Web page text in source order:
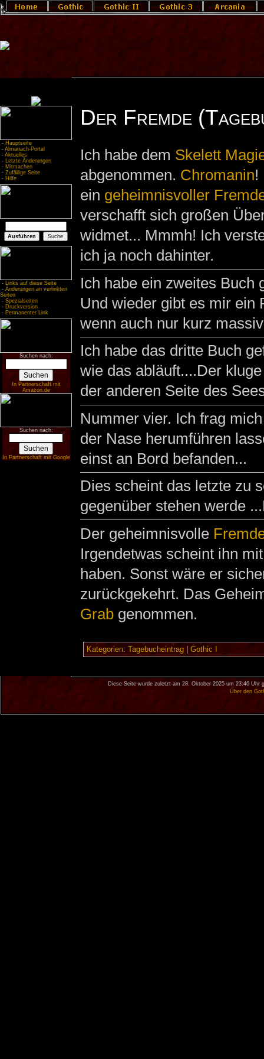
- Hauptseite
- Almanach-Portal
- Aktuelles
- Letzte Änderungen
- Mitmachen
- Zufällige Seite
- Hilfe
- Links auf diese Seite
- Änderungen an verlinkten
Seiten
- Spezialseiten
- Druckversion
- Permanenter Link
Suchen nach:
In Partnerschaft mit
Amazon.de
Suchen nach:
In Partnerschaft mit Google
Der Fremde
Ich habe dem Skelett
abgenommen. Chromanin!
ein geheimnisvoller
verschafft sich großen
widmet... Mmmh! Ich
ich ja noch dahinter.
Ich habe ein zweites Buch
Und wieder gibt es mir ein
wenn auch nur kurz
Ich habe das dritte Buch
wie das abläuft....Der
der anderen Seite des
Nummer vier. Ich frag
der Nase herumführen
einst an Bord befanden...
Dies scheint das letzte zu
gegenüber stehen werde
Der geheimnisvolle
Irgendetwas scheint ihn
haben. Sonst wäre er
zurückgekehrt. Das
Grabgenommen.
Kategorien: Tagebucheintrag| Gothic I
Diese Seite wurde zuletzt am 28. Oktober 2025 um 23:46 Uhr
Über den